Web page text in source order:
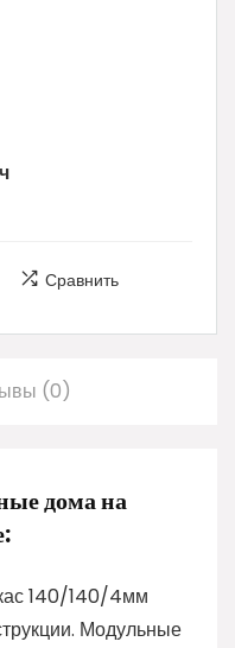
Сравнить
(0)
дома на
140/140/4мм
Модульные